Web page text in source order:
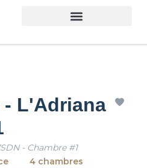
L'Adriana
- Chambre #1
4 chambres